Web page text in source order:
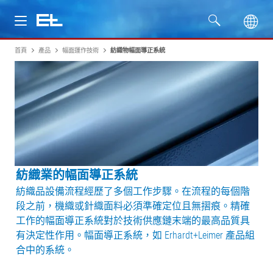
產品
行業
服務
公司
首頁 產品 幅面運作技術 紡織物幅面導正系統
紡織業的幅面導正系統
紡織品設備流程經歷了多個工作步驟。在流程的每個階
段之前，機織或針織面料必須準確定位且無摺痕。精確
工作的幅面導正系統對於技術供應鏈末端的最高品質具
有決定性作用。幅面導正系統，如 Erhardt+Leimer 產品組
合中的系統。